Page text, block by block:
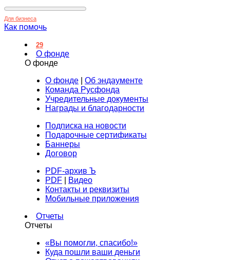
Для бизнеса
Как помочь
29
О фонде
О фонде
О фонде
Об эндаументе
Команда Русфонда
Учредительные документы
Награды и благодарности
Подписка на новости
Подарочные сертификаты
Баннеры
Договор
PDF-архив Ъ
PDF
Видео
Контакты и реквизиты
Мобильные приложения
Отчеты
Отчеты
«Вы помогли, спасибо!»
Куда пошли ваши деньги